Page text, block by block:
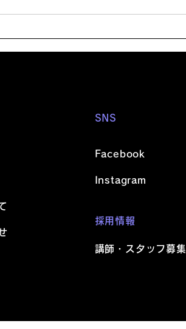
SNS
Facebook
Instagram
採用情報
講師・スタッフ募集